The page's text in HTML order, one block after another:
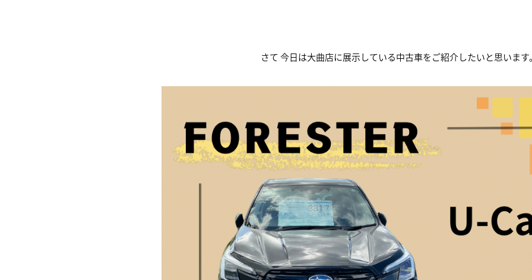
さて 今日は大曲店に展示している中古車をご紹介したいと思います